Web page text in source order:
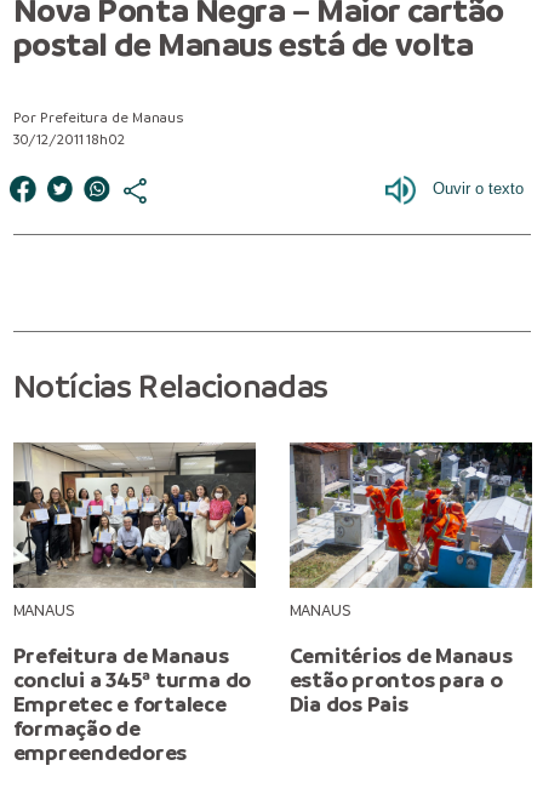
Nova Ponta Negra – Maior cartão
postal de Manaus está de volta
Por Prefeitura de Manaus
30/12/2011 18h02
Notícias Relacionadas
MANAUS
Prefeitura de Manaus
conclui a 345ª turma do
Empretec e fortalece
formação de
empreendedores
MANAUS
Cemitérios de Manaus
estão prontos para o
Dia dos Pais